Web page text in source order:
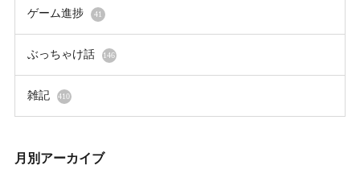
ゲーム進捗 41
ぶっちゃけ話 146
雑記 410
月別アーカイブ